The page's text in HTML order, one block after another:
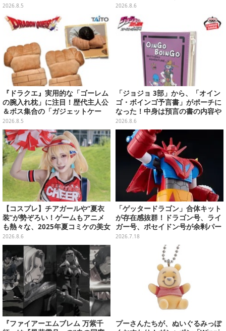
を外せばフィギュアとして飾れる
ガシャポン全6種
2026.8.5
クル」開催決定ーmiCometのイ
ベントメモリーや楽曲などが新た
に追加へ
2026.8.6
『ドラクエ』実用的な「ゴーレム
の腕入れ枕」に注目！歴代主人公
＆ボス集合の「ガジェットケー
ス」ほか9プライズが8月順次展開
2026.8.5
「ジョジョ 3部」から、「オイン
ゴ・ボインゴ予言書」がポーチに
なった！中身は預言の書の内容や
アニメ総柄デザインをプリント
2026.8.6
【コスプレ】チアガールや“夏衣
装”が勢ぞろい！ゲームもアニメ
も熱々な、2025年夏コミケの美女
レイヤーをプレイバック
2026.8.6
「ゲッタードラゴン」合体キット
が存在感抜群！ドラゴン号、ライ
ガー号、ポセイドン号が余剰パー
ツなしで完全変形
2026.7.18
『ファイアーエムブレム 万紫千
プーさんたちが、ぬいぐるみっぽ